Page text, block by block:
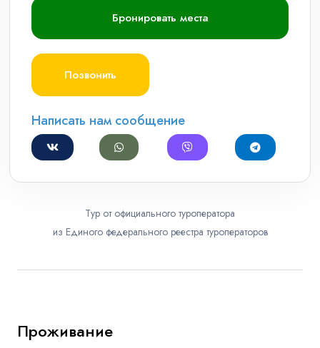
Бронировать места
Позвонить
Написать нам сообщение
Тур от официального туроператора
из Единого федерального реестра туроператоров
Проживание